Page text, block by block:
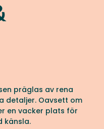
präglas av rena
detaljer. Oavsett om
en vacker plats för
känsla.